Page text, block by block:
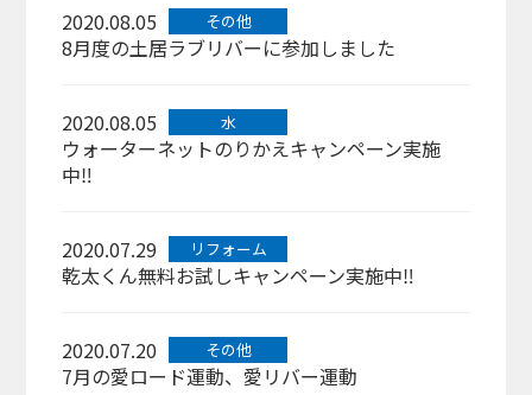
2020.08.05 その他
8月度の土居ラブリバーに参加しました
2020.08.05 水
ウォーターネットのりかえキャンペーン実施
中‼
2020.07.29 リフォーム
乾太くん無料お試しキャンペーン実施中‼
2020.07.20 その他
7月の愛ロード運動、愛リバー運動